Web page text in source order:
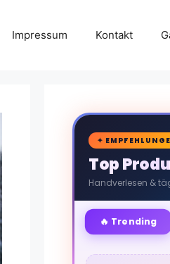
Impressum Kontakt
✦
Top
Handverlesen &
🔥 Trending